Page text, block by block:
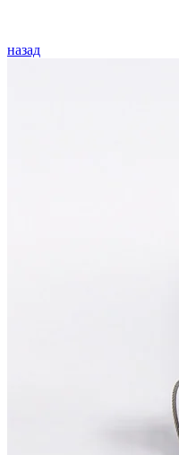
назад